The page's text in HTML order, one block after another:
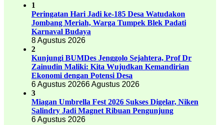
1
Peringatan Hari Jadi ke-185 Desa Watudakon
Jombang Meriah, Warga Tumpek Blek Padati
Karnaval Budaya
8 Agustus 2026
2
Kunjungi BUMDes Jenggolo Sejahtera, Prof Dr
Zainudin Maliki: Kita Wujudkan Kemandirian
Ekonomi dengan Potensi Desa
6 Agustus 20266 Agustus 2026
3
Miagan Umbrella Fest 2026 Sukses Digelar, Niken
Salindry Jadi Magnet Ribuan Pengunjung
6 Agustus 2026